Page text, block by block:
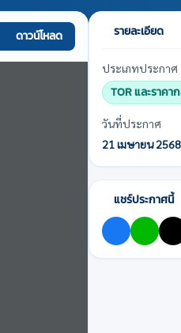
ดาวน์โหลด รายละเอียด
ประเภทประกาศ
TOR และราคา
วันที่ประกาศ
21 เมษายน 2568
แชร์ประกาศนี้